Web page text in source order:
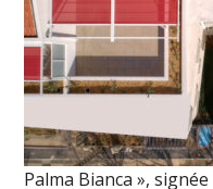
Palma Bianca »,